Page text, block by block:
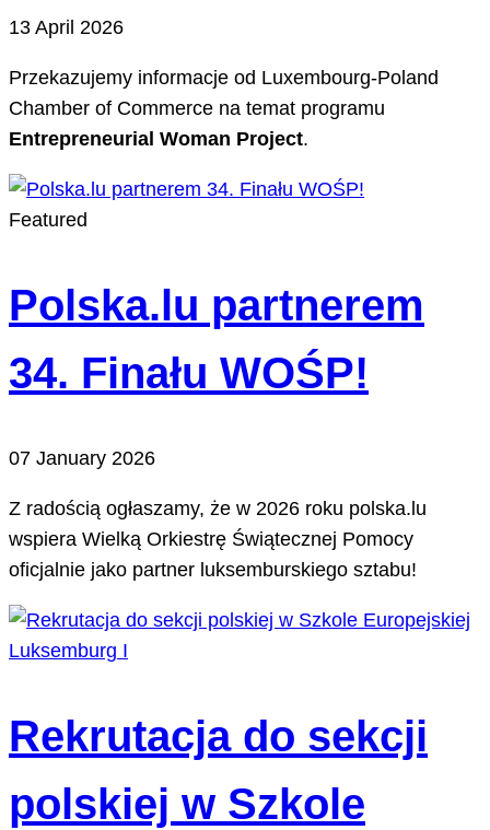
13 April 2026
Przekazujemy informacje od Luxembourg-Poland
Chamber of Commerce na temat programu
Entrepreneurial Woman Project.
Featured
Polska.lu partnerem
34. Finału WOŚP!
07 January 2026
Z radością ogłaszamy, że w 2026 roku polska.lu
wspiera Wielką Orkiestrę Świątecznej Pomocy
oficjalnie jako partner luksemburskiego sztabu!
Rekrutacja do sekcji
polskiej w Szkole